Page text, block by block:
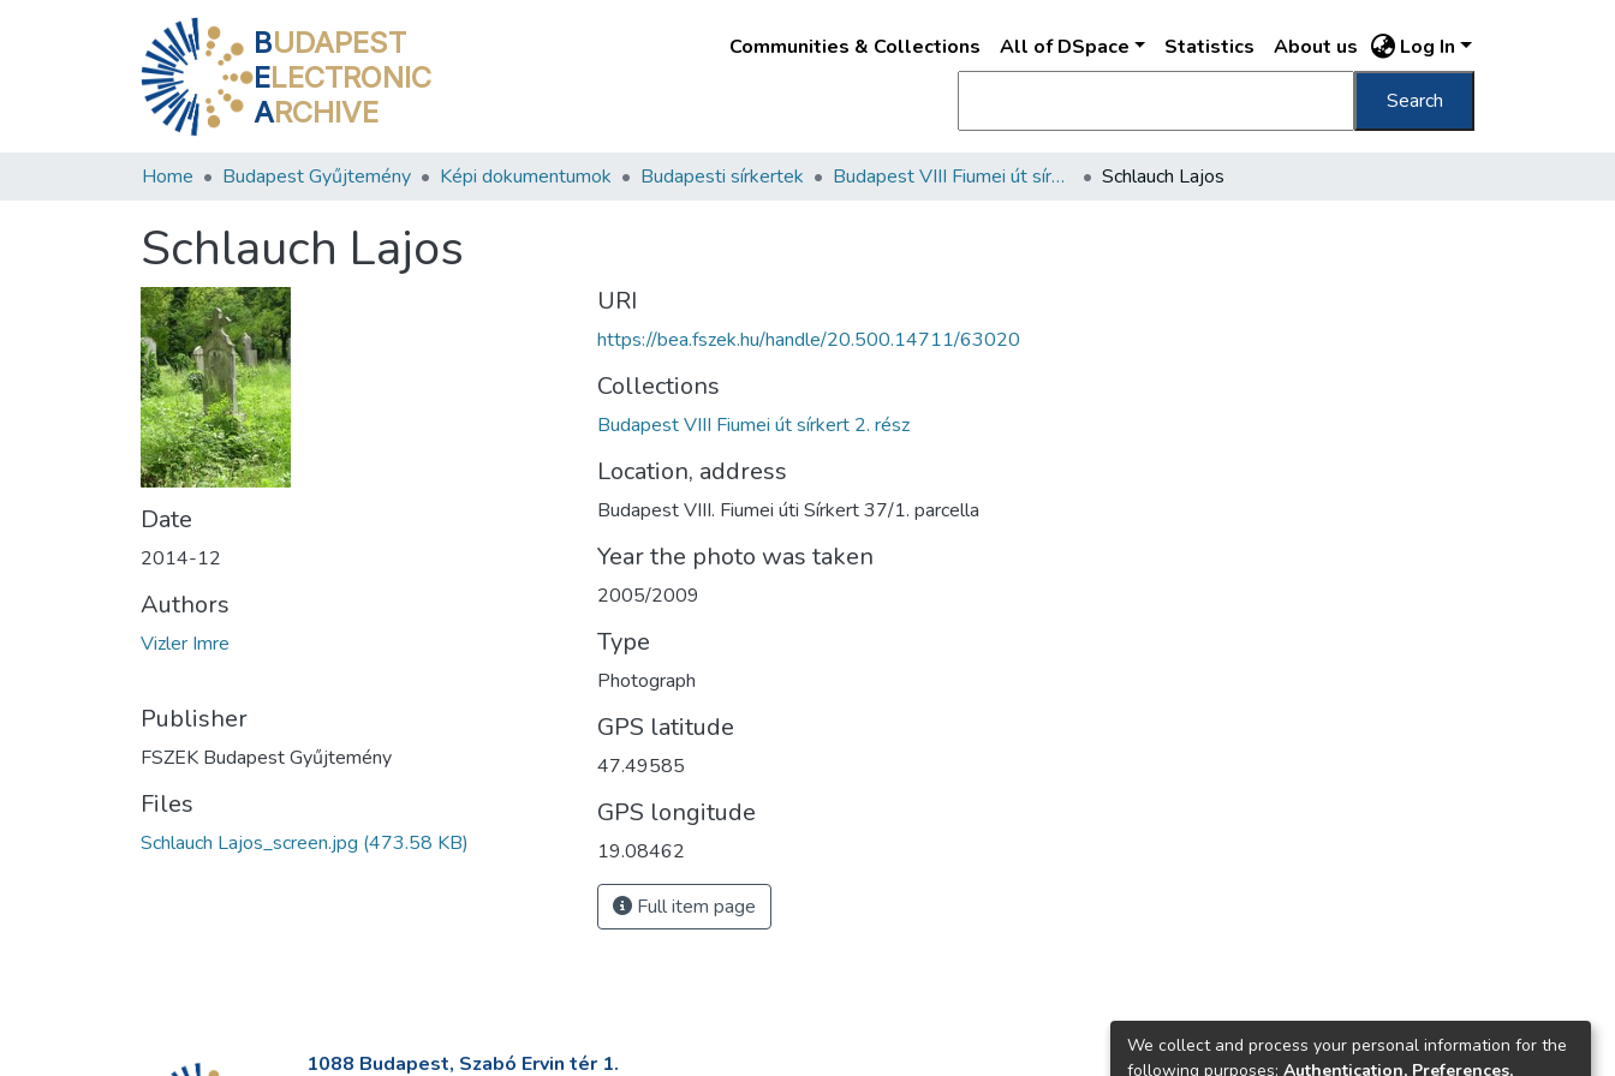
BUDAPEST
ELECTRONIC
ARCHIVE
Communities & Collections All of DSpace Statistics About us Log In
Search
Home Budapest Gyűjtemény Képi dokumentumok Budapesti sírkertek Budapest VIII Fiumei út sírkert 2. rész Schlauch Lajos
Schlauch Lajos
Date
2014-12
Authors
Vizler Imre
Publisher
FSZEK Budapest Gyűjtemény
Files
Schlauch Lajos_screen.jpg (473.58 KB)
URI
https://bea.fszek.hu/handle/20.500.14711/63020
Collections
Budapest VIII Fiumei út sírkert 2. rész
Location, address
Budapest VIII. Fiumei úti Sírkert 37/1. parcella
Year the photo was taken
2005/2009
Type
Photograph
GPS latitude
47.49585
GPS longitude
19.08462
Full item page
1088 Budapest, Szabó Ervin tér 1.
We collect and process your personal information for the
following purposes: Authentication, Preferences,